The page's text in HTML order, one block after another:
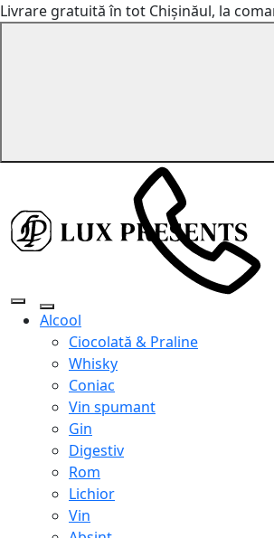
Livrare gratuită în tot Chișinăul, la
Alcool
Ciocolată & Praline
Whisky
Coniac
Vin spumant
Gin
Digestiv
Rom
Lichior
Vin